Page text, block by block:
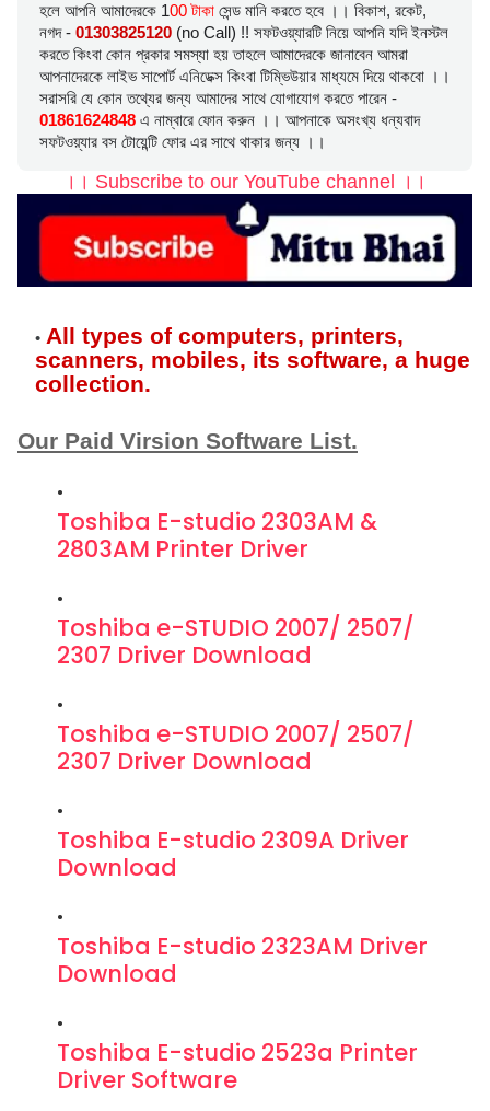
হলে আপনি আমাদেরকে 100 টাকা সেন্ড মানি করতে হবে ।। বিকাশ, রকেট,
নগদ - 01303825120 (no Call) !! সফটওয়্যারটি নিয়ে আপনি যদি ইনস্টল
করতে কিংবা কোন প্রকার সমস্যা হয় তাহলে আমাদেরকে জানাবেন আমরা
আপনাদেরকে লাইভ সাপোর্ট এনিডেক্স কিংবা টিম্ভিউয়ার মাধ্যমে দিয়ে থাকবো ।।
সরাসরি যে কোন তথ্যের জন্য আমাদের সাথে যোগাযোগ করতে পারেন -
01861624848 এ নাম্বারে ফোন করুন ।। আপনাকে অসংখ্য ধন্যবাদ
সফটওয়্যার বস টোয়েন্টি ফোর এর সাথে থাকার জন্য ।।
।। Subscribe to our YouTube channel ।।
All types of computers, printers,
scanners, mobiles, its software, a huge
collection.
Our Paid Virsion Software List.
Toshiba E-studio 2303AM &
2803AM Printer Driver
Toshiba e-STUDIO 2007/ 2507/
2307 Driver Download
Toshiba e-STUDIO 2007/ 2507/
2307 Driver Download
Toshiba E-studio 2309A Driver
Download
Toshiba E-studio 2323AM Driver
Download
Toshiba E-studio 2523a Printer
Driver Software